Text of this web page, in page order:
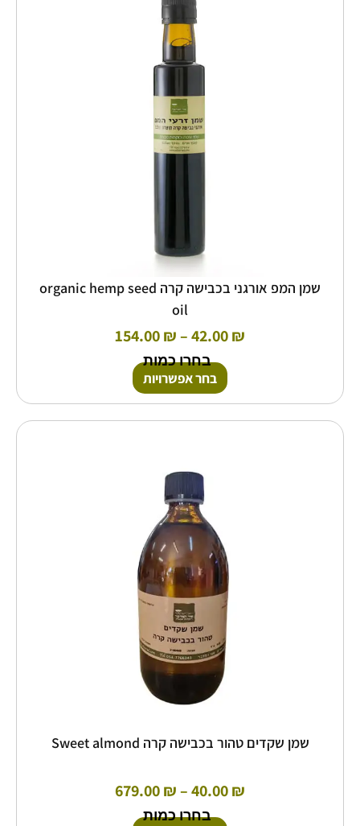
שמן המפ אורגני בכבישה קרה organic hemp seed
oil
42.00₪
–
154.00₪
בחרו כמות
בחר אפשרויות
יש
מספר
סוגים.
ניתן
לבחור
את
האפשרויות
בעמוד
המוצר
שמן שקדים טהור בכבישה קרה Sweet almond
40.00₪
–
679.00₪
בחרו כמות
מספר
סוגים.
ניתן
לבחור
את
האפשרויות
בעמוד
המוצר